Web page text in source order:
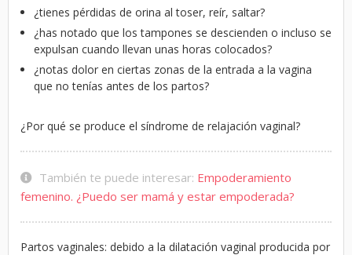
¿tienes pérdidas de orina al toser, reír, saltar?
¿has notado que los tampones se descienden o incluso se
expulsan cuando llevan unas horas colocados?
¿notas dolor en ciertas zonas de la entrada a la vagina
que no tenías antes de los partos?
¿Por qué se produce el síndrome de relajación vaginal?
También te puede interesar: Empoderamiento
femenino. ¿Puedo ser mamá y estar empoderada?
Partos vaginales: debido a la dilatación vaginal producida por